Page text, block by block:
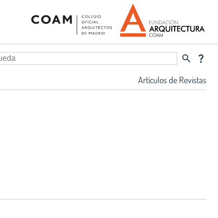
search question_mark
Artículos de Revistas